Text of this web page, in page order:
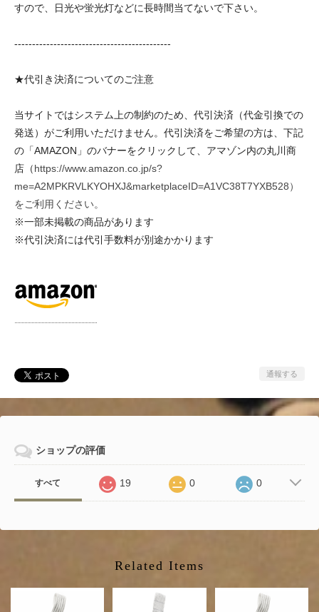
すので、日光や蛍光灯などに長時間当てないで下さい。
--------------------------------------------
★代引き決済についてのご注意
当サイトではシステム上の制約のため、代引決済（代金引換での
発送）がご利用いただけません。代引決済をご希望の方は、下記
の「AMAZON」のバナーをクリックして、アマゾン内の丸川商
店（https://www.amazon.co.jp/s?
me=A2MPKRVLKYOHXJ&marketplaceID=A1VC38T7YXB528）
をご利用ください。
※一部未掲載の商品があります
※代引決済には代引手数料が別途かかります
通報する
ショップの評価
すべて 19 0 0
Related Items